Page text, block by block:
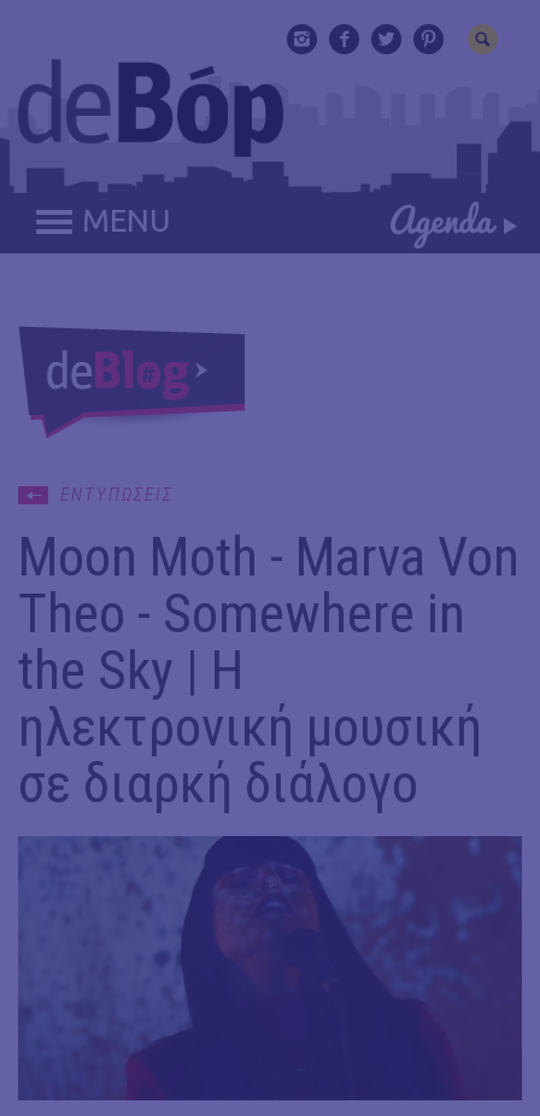
MENU
ΕΝΤΥΠΩΣΕΙΣ
Moon Moth - Marva Von
Theo - Somewhere in
the Sky | Η
ηλεκτρονική μουσική
σε διαρκή διάλογο